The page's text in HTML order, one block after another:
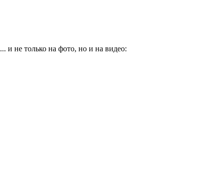
... и не только на фото, но и на видео: